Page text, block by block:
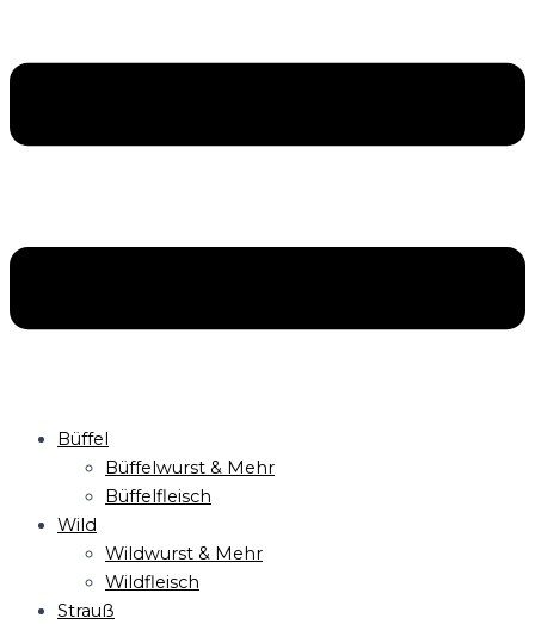
Büffel
Büffelwurst & Mehr
Büffelfleisch
Wild
Wildwurst & Mehr
Wildfleisch
Strauß